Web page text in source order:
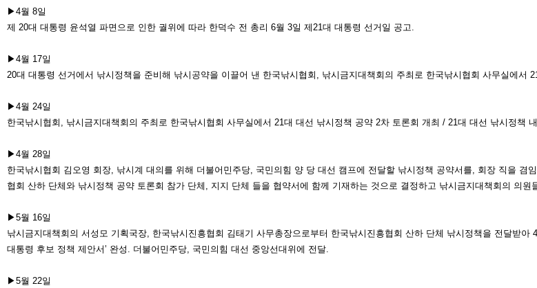
▶4월 8일
제 20대 대통령 윤석열 파면으로 인한 궐위에 따라 한덕수 전 총리 6월 3일 제 21대 대통령 선거일 공고.
▶4월 17일
20대 대통령 선거에서 낚시정책을 준비해 낚시공약을 이끌어 낸 한국낚시협회, 낚시금지대책회의 주최로 한국낚시협회 사무실에서
▶4월 24일
한국낚시협회, 낚시금지대책회의 주최로 한국낚시협회 사무실에서 21대 대선 낚시정책 공약 2차 토론회 개최 / 21대 대선 낚시정책 내
▶4월 28일
한국낚시협회 김오영 회장, 낚시계 대의를 위해 더불어민주당, 국민의힘 양 당 대선 캠프에 전달할 낚시정책 공약서를, 회장 직을 겸
협회 산하 단체와 낚시정책 공약 토론회 참가 단체, 지지 단체 들을 협약서에 함께 기재하는 것으로 결정하고 낚시금지대책회의 의원
▶5월 16일
낚시금지대책회의 서성모 기획국장, 한국낚시진흥협회 김태기 사무총장으 로부터 한국낚시진흥협회 산하 단체 낚시정책을 전달받아
대통령 후보 정책 제안서’ 완성. 더불어민주당, 국민의힘 대선 중앙선대위에 전달.
▶5월 22일